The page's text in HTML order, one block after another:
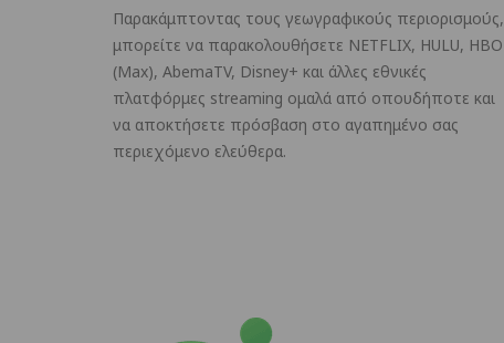
Παρακάμπτοντας τους γεωγραφικούς περιορισμούς,
μπορείτε να παρακολουθήσετε NETFLIX, HULU, HBO
(Max), AbemaTV, Disney+ και άλλες εθνικές
πλατφόρμες streaming ομαλά από οπουδήποτε και
να αποκτήσετε πρόσβαση στο αγαπημένο σας
περιεχόμενο ελεύθερα.